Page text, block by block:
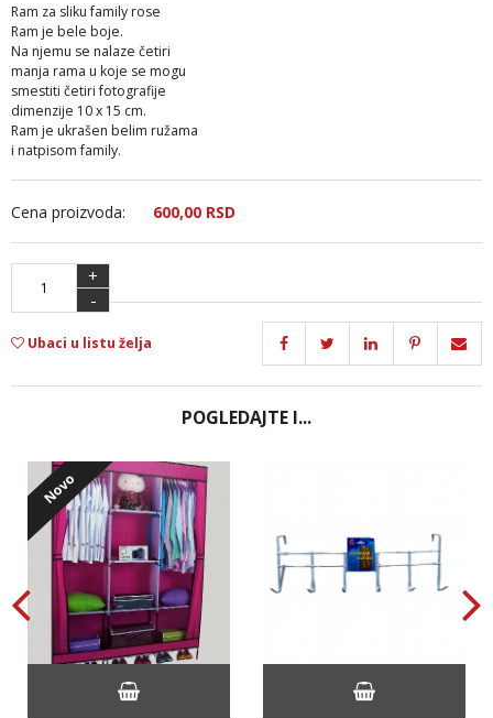
Ram za sliku family rose
Ram je bele boje.
Na njemu se nalaze četiri
manja rama u koje se mogu
smestiti četiri fotografije
dimenzije 10 x 15 cm.
Ram je ukrašen belim ružama
i natpisom family.
Cena proizvoda: 600,00 RSD
+
-
Ubaci u listu želja
POGLEDAJTE I...
Novo